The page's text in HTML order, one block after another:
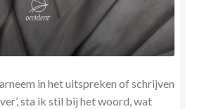
in het uitspreken of schrijven
sta ik stil bij het woord, wat